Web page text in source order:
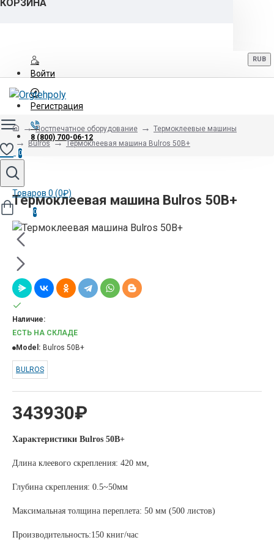
КОРЗИНА
Войти
Регистрация
8 (800) 700-06-12
RUB
0
Товаров 0 (0₽)
0
Постпечатное оборудование
Термоклеевые машины
Bulros
Термоклеевая машина Bulros 50B+
Термоклеевая машина Bulros 50B+
343930₽
Наличие:
ЕСТЬ НА СКЛАДЕ
Model: Bulros 50B+
BULROS
Характеристики Bulros 50B+
Длина клеевого скрепления: 420 мм,
Глубина скрепления: 0.5~50мм
Максимальная толщина переплета: 50 мм (500 листов)
Производительность:150 книг/час